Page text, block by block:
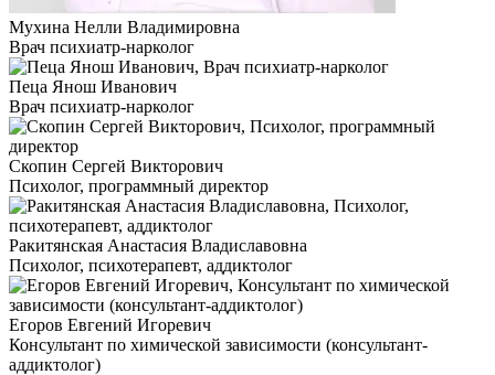
Мухина Нелли Владимировна
Врач психиатр-нарколог
Пеца Янош Иванович
Врач психиатр-нарколог
Скопин Сергей Викторович
Психолог, программный директор
Ракитянская Анастасия Владиславовна
Психолог, психотерапевт, аддиктолог
Егоров Евгений Игоревич
Консультант по химической зависимости (консультант-
аддиктолог)